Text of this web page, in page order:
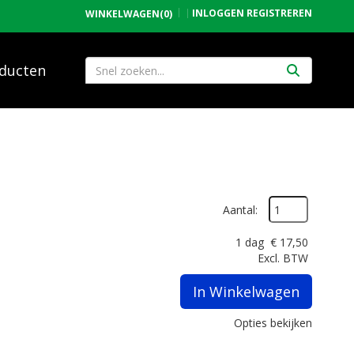
WINKELWAGEN(0) INLOGGEN REGISTREREN
Aantal:
1 dag € 17,50
Excl. BTW
In Winkelwagen
Opties bekijken